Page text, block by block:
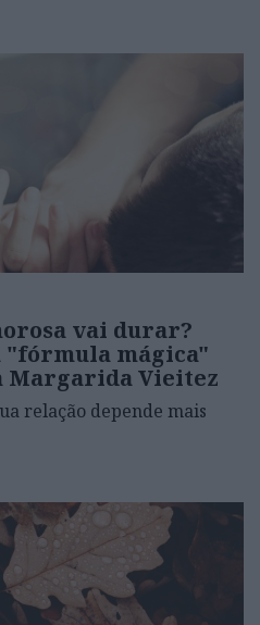
vai durar?
"fórmula mágica"
Margarida Vieitez
relação depende mais